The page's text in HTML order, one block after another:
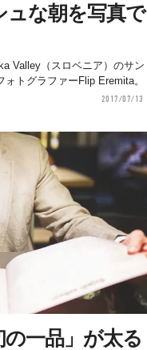
な朝を写真で
Valley（スロベニア）のサン
トグラファーFlip Eremita。
2017/07/13
一品」が太る